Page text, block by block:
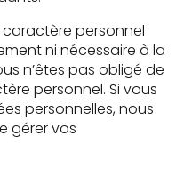
personnel
ni nécessaire à la
n’êtes pas obligé de
personnel. Si vous
personnelles, nous
gérer vos